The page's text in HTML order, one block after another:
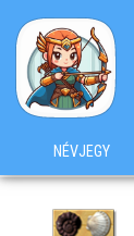
NÉVJEGY